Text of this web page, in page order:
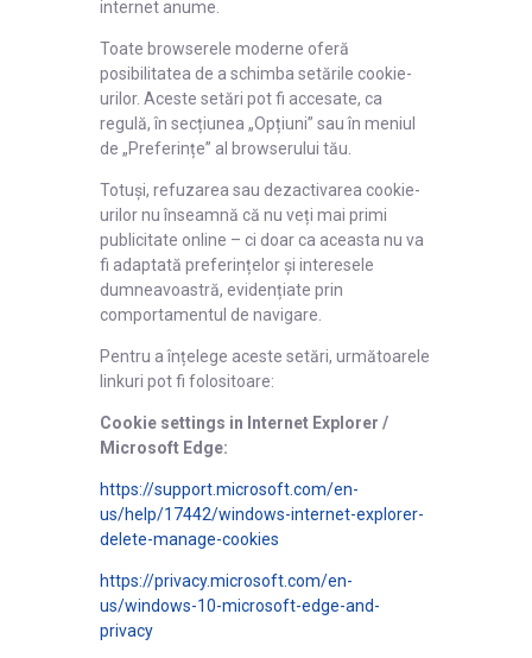
internet anume.
Toate browserele moderne oferă
posibilitatea de a schimba setările cookie-
urilor. Aceste setări pot fi accesate, ca
regulă, în secțiunea „Opțiuni” sau în meniul
de „Preferințe” al browserului tău.
Totuși, refuzarea sau dezactivarea cookie-
urilor nu înseamnă că nu veți mai primi
publicitate online – ci doar ca aceasta nu va
fi adaptată preferințelor și interesele
dumneavoastră, evidențiate prin
comportamentul de navigare.
Pentru a înțelege aceste setări, următoarele
linkuri pot fi folositoare:
Cookie settings in Internet Explorer /
Microsoft Edge:
https://support.microsoft.com/en-
us/help/17442/windows-internet-explorer-
delete-manage-cookies
https://privacy.microsoft.com/en-
us/windows-10-microsoft-edge-and-
privacy